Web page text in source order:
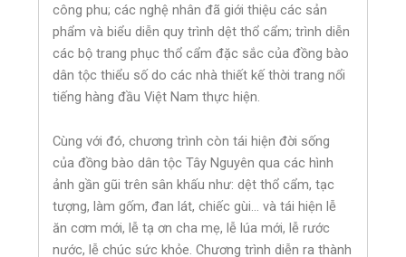
công phu; các nghệ nhân đã giới thiệu các sản
phẩm và biểu diễn quy trình dệt thổ cẩm; trình diễn
các bộ trang phục thổ cẩm đặc sắc của đồng bào
dân tộc thiểu số do các nhà thiết kế thời trang nổi
tiếng hàng đầu Việt Nam thực hiện.
Cùng với đó, chương trình còn tái hiện đời sống
của đồng bào dân tộc Tây Nguyên qua các hình
ảnh gần gũi trên sân khấu như: dệt thổ cẩm, tạc
tượng, làm gốm, đan lát, chiếc gùi… và tái hiện lễ
ăn cơm mới, lễ tạ ơn cha mẹ, lễ lúa mới, lễ rước
nước, lễ chúc sức khỏe. Chương trình diễn ra thành